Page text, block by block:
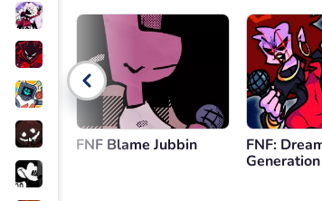
Empieza a cantar o
Control de volumen
FNF Blame Jubbin
FNF: